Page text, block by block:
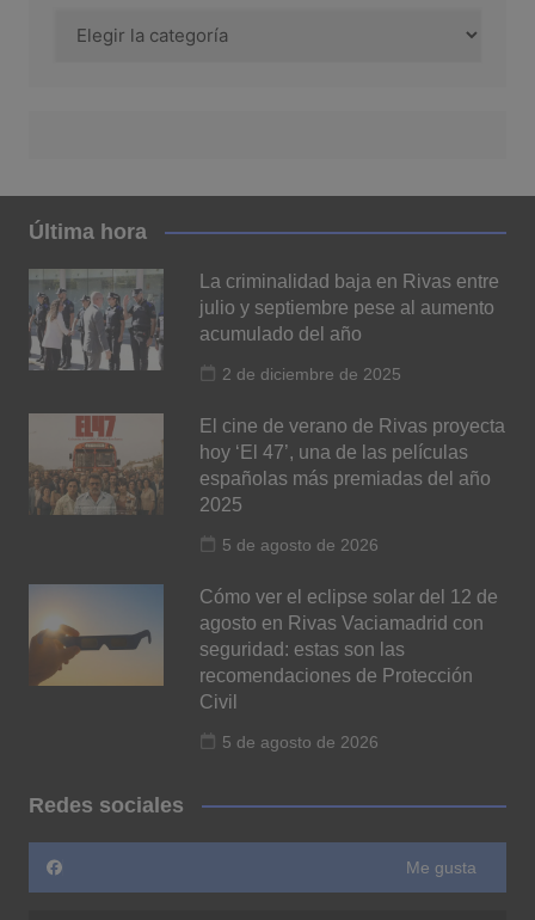
Última hora
La criminalidad baja en Rivas entre
julio y septiembre pese al aumento
acumulado del año
2 de diciembre de 2025
El cine de verano de Rivas proyecta
hoy ‘El 47’, una de las películas
españolas más premiadas del año
2025
5 de agosto de 2026
Cómo ver el eclipse solar del 12 de
agosto en Rivas Vaciamadrid con
seguridad: estas son las
recomendaciones de Protección
Civil
5 de agosto de 2026
Redes sociales
Me gusta